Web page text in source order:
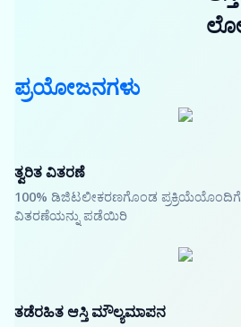
ಪ್ರಯೋಜನಗಳು
ತ್ವರಿತ ವಿತರಣೆ
100% ಡಿಜಿಟಲೀಕರಣಗೊಂಡ
ವಿತರಣೆಯನ್ನು ಪಡೆಯಿರಿ
ತಡೆರಹಿತ ಆಸ್ತಿ ಮೌಲ್ಯಮಾಪನ